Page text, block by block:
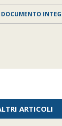
DOCUMENTO
ARTICOLI